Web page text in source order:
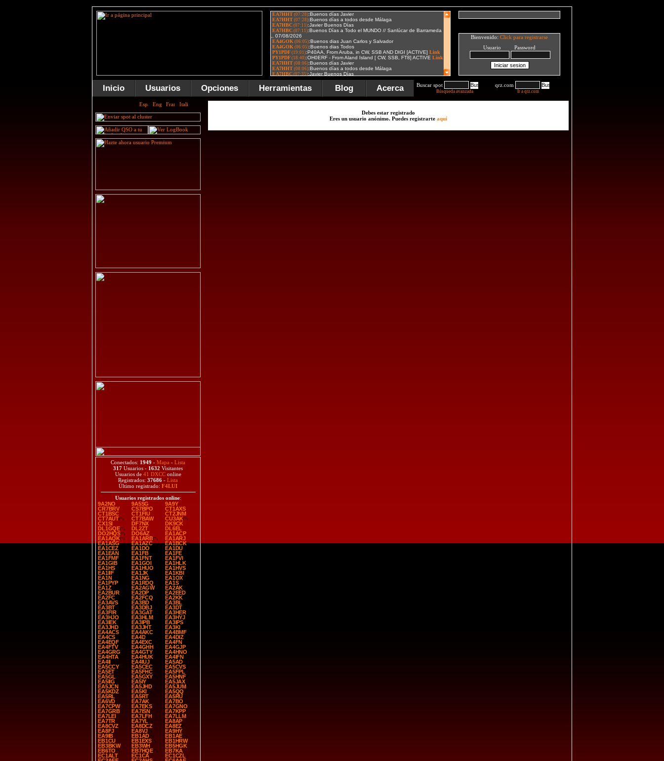
Bienvenido: Click para registrarse
Usuario Password
Inicio Usuarios Opciones Herramientas Blog Acerca Buscar spot
Búsqueda avanzada
qrz.com
Ir a qrz.com
Conectados: 1949 - Mapa - Lista
317 Usuarios - 1632 Visitantes
Usuarios de 41 DXCConline
Registrados: 37686 - Lista
Último registrado: F4LUI
Usuarios registrados online:
9A2NO
9A5SG
9A9Y
CR7BRV
CS7BPO
CT1AXS
CT1BSC
CT1FIU
CT2JNM
CT7AUT
CT7BAW
CU3AK
CX1SI
DF7NX
DK9CK
DL1GQE
DL2ZT
DL6EL
DO2HQS
DO6AZ
EA1ACP
EA1AQK
EA1ARB
EA1ARJ
EA1ASG
EA1AZC
EA1BCK
EA1CEZ
EA1DO
EA1DU
EA1EAN
EA1FB
EA1FE
EA1FMF
EA1FNT
EA1FVI
EA1GIB
EA1GOI
EA1HLK
EA1HS
EA1HUO
EA1HVS
EA1IIF
EA1JK
EA1KBI
EA1N
EA1NG
EA1OX
EA1PYP
EA1RDQ
EA1S
EA1Z
EA2AGW
EA2AK
EA2BUR
EA2DP
EA2EED
EA2FC
EA2FCQ
EA2KK
EA3AVS
EA3BD
EA3BL
EA3BT
EA3DBJ
EA3DT
EA3FIR
EA3GAT
EA3HER
EA3HJO
EA3HLM
EA3HYJ
EA3IEK
EA3IPB
EA3IPS
EA3JHD
EA3JHT
EA3KI
EA4ACS
EA4AKC
EA4BMF
EA4CS
EA4D
EA4DIZ
EA4EQF
EA4EXC
EA4FN
EA4FTV
EA4GHH
EA4GJP
EA4GRG
EA4GTY
EA4HNO
EA4HTA
EA4HUK
EA4IFN
EA4II
EA4IUJ
EA5AD
EA5CCY
EA5CEC
EA5CVS
EA5ET
EA5FHC
EA5FPL
EA5GL
EA5GXY
EA5HNF
EA5IIG
EA5IY
EA5JAX
EA5JCN
EA5JHD
EA5JUM
EA5KDZ
EA5KI
EA5QQ
EA5RL
EA5RT
EA5RU
EA6VD
EA7AK
EA7BO
EA7CPW
EA7EKS
EA7GNO
EA7GRB
EA7ISN
EA7KPP
EA7LEI
EA7LFH
EA7LLM
EA7TR
EA7YL
EA8AP
EA8CVZ
EA8DCZ
EA8EZ
EA8FJ
EA8VJ
EA9HY
EA9IB
EB1AD
EB1AE
EB1CU
EB1EXS
EB1HRW
EB3BKW
EB3WH
EB5HGK
EB6TO
EB7HQE
EB7KA
EC1ALT
EC1CA
EC1CZL
Debes estar registrado
Eres un usuario anónimo. Puedes registrarte aquí